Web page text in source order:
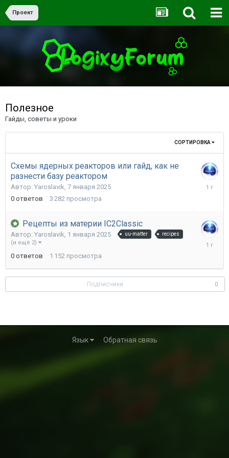
Проект
Полезное
Гайды, советы и уроки
СОРТИРОВКА
Схемы ядерных реакторов или гайд, как не
разнести базу реактором
Автор: Yaroslavik, 7 января 2025
0 ответов 3 282 просмотра
Рецепты из материи IC2Classic
Автор: Yaroslavik, 1 января 2025 uu-matter recipes
(и ещё 2)
0 ответов 1 152 просмотра
Подписчики 0
Язык Обратная связь